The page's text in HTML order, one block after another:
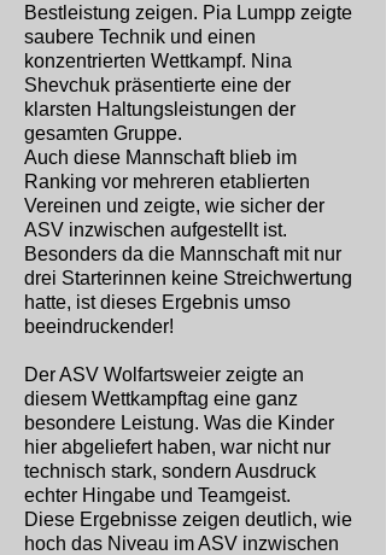
Bestleistung zeigen. Pia Lumpp zeigte
saubere Technik und einen
konzentrierten Wettkampf. Nina
Shevchuk präsentierte eine der
klarsten Haltungsleistungen der
gesamten Gruppe.
Auch diese Mannschaft blieb im
Ranking vor mehreren etablierten
Vereinen und zeigte, wie sicher der
ASV inzwischen aufgestellt ist.
Besonders da die Mannschaft mit nur
drei Starterinnen keine Streichwertung
hatte, ist dieses Ergebnis umso
beeindruckender!
Der ASV Wolfartsweier zeigte an
diesem Wettkampftag eine ganz
besondere Leistung. Was die Kinder
hier abgeliefert haben, war nicht nur
technisch stark, sondern Ausdruck
echter Hingabe und Teamgeist.
Diese Ergebnisse zeigen deutlich, wie
hoch das Niveau im ASV inzwischen